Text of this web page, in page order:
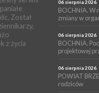
Został
z życia
06 sierpnia 2026
BOCHNIA. W
zmiany w
06 sierpnia 2026
BOCHNIA.
projektowej
06 sierpnia 2026
POWIAT
rodziców